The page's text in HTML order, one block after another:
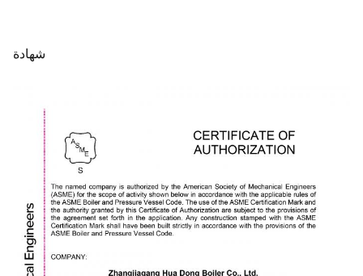
شهادة